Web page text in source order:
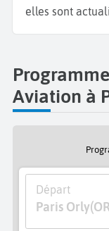
elles sont
Aviation à
Départ
Paris Orly